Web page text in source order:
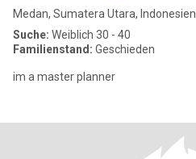
Medan, Sumatera Utara, Indonesien
Suche: Weiblich 30 - 40
Familienstand: Geschieden
im a master planner